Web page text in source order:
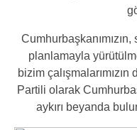
planlamayla
bizim
Partili olarak
aykırı beyanda